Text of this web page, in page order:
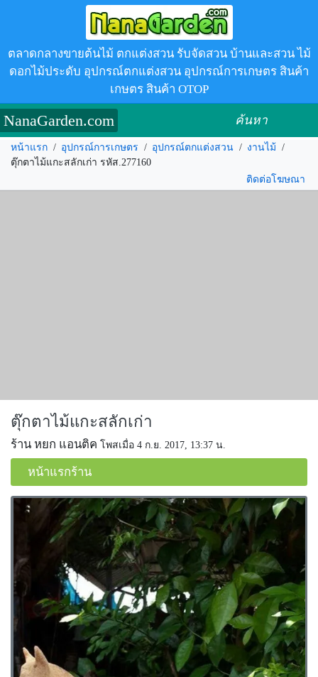
ตลาดกลางขายต้นไม้ ตกแต่งสวน รับจัดสวน บ้านและสวน ไม้
ดอกไม้ประดับ อุปกรณ์ตกแต่งสวน อุปกรณ์การเกษตร สินค้า
เกษตร สินค้า OTOP
NanaGarden.com ค้นหา
หน้าแรก / อุปกรณ์การเกษตร / อุปกรณ์ตกแต่งสวน / งานไม้ /
ตุ๊กตาไม้แกะสลักเก่า รหัส.277160
ติดต่อโฆษณา
ตุ๊กตาไม้แกะสลักเก่า
ร้าน หยก แอนติค โพสเมื่อ 4 ก.ย. 2017, 13:37 น.
หน้าแรกร้าน